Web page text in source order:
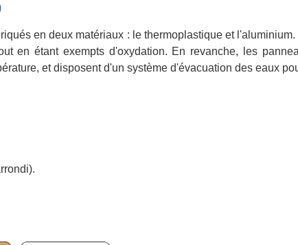
en deux matériaux : le thermoplastique et
en étant exempts d'oxydation. En revanche, les
et disposent d'un système d'évacuation des eaux